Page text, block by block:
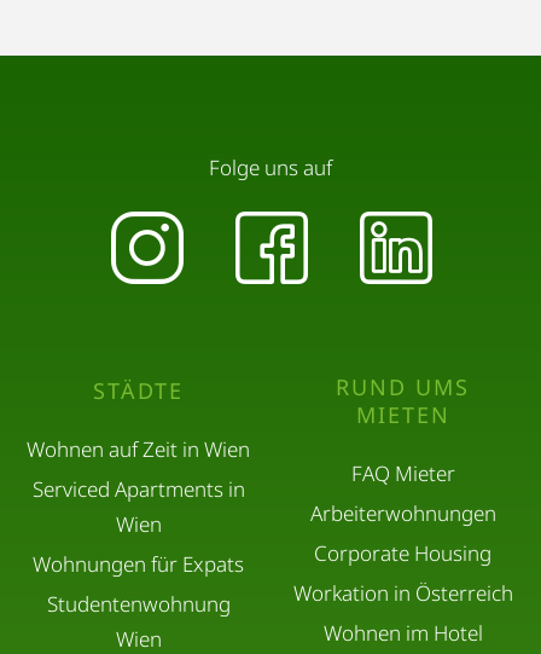
STÄDTE
Wohnen auf Zeit in Wien
Serviced Apartments in
Wien
Wohnungen für Expats
Studentenwohnung
Wien
RUND UMS
MIETEN
FAQ Mieter
Arbeiterwohnungen
Corporate Housing
Workation in Österreich
Wohnen im Hotel
Folge uns auf